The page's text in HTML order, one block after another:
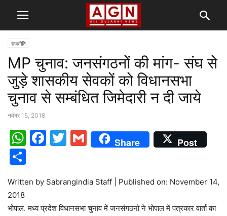
राजनीति
MP चुनाव: जनसंगठनों की मांग- संघ से
जुड़े शासकीय सेवकों को विधानसभा
चुनाव से सम्बंधित जिमेदारी न दी जाये
नवंबर 15, 2018
WhatsApp
Facebook
Twitter
Gmail
Share Post
Written by Sabrangindia Staff | Published on: November 14,
2018
भोपाल. मध्य प्रदेश विधानसभा चुनाव में जनसंगठनों ने भोपाल में पत्रकार वार्ता का